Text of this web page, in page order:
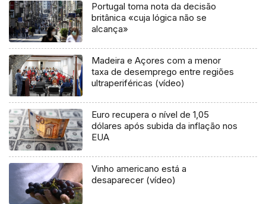
Portugal toma nota da decisão
britânica «cuja lógica não se
alcança»
Madeira e Açores com a menor
taxa de desemprego entre regiões
ultraperiféricas (vídeo)
Euro recupera o nível de 1,05
dólares após subida da inflação nos
EUA
Vinho americano está a
desaparecer (vídeo)